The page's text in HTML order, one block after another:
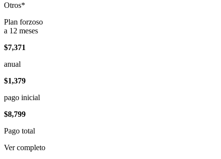
Otros*
Plan forzoso
a 12 meses
$7,371
anual
$1,379
pago inicial
$8,799
Pago total
Ver completo